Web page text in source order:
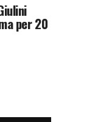
per 20